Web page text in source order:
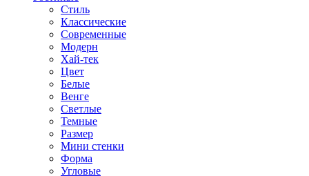
Стиль
Классические
Современные
Модерн
Хай-тек
Цвет
Белые
Венге
Светлые
Темные
Размер
Мини стенки
Форма
Угловые